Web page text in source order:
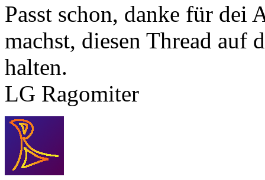
Passt schon, danke für dei
machst, diesen Thread auf
halten.
LG Ragomiter